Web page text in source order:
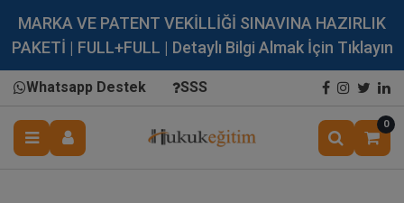
MARKA VE PATENT VEKİLLİĞİ SINAVINA HAZIRLIK
PAKETİ | FULL+FULL | Detaylı Bilgi Almak İçin Tıklayın
Whatsapp Destek SSS
0